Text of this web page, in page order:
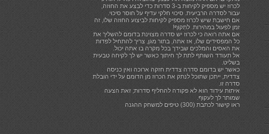
לכרוז יש מספיק לקיחות ב-3 סדרות כדי לבצע את החוזה,
עבור לסדרה הרביעית. סיכוי חלקי עדיף על חוסר סיכוי.
אם חישבת שיש לכרוז מספיק לקיחות לביצוע החוזה שלו, זה
זמן לפעול במהירות. לִתְקוֹף!
אם אתה רואה כי לכרוז יש סדרה מצוינת בדומם להשליך את
כל המפסידים שלו, אז אתה, בתור מגן, צריך להתחיל לפדות
את האסים והמלכים שבידך בכל מקרה בו אתה יכול.
אל תעודד השותף לתת לך חיתוך כאשר יש לך לקיחה טבעית
בשליט.
כאשר יש בדומם סדרה צדדית חזקה ארוכה ואין כניסה
צדדית, ייתכן שתוכל לנתק את הכרוז מן הדומם על ידי הובלת
סדרה זו.
איתות עידוד הוא לא פקודה להחליף סדרות; זאת הצעה
שמותר לך לעקוף.
ראו קישור לכתבת (300) טיפים למשחק ההגנה